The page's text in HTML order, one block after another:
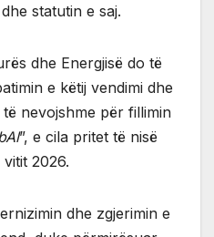
statutin e saj.
dhe Energjisë do të
e këtij vendimi dhe
nevojshme për fillimin
”, e cila pritet të nisë
2026.
dhe zgjerimin e